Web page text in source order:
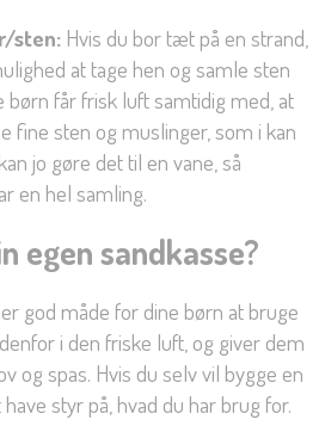
sten: Hvis du bor tæt på en strand,
at tage hen og samle sten
børn får frisk luft samtidig med, at
fine sten og muslinger, som i kan
jo gøre det til en vane, så
en hel samling.
egen sandkasse?
god måde for dine børn at bruge
i den friske luft, og giver dem
og spas. Hvis du selv vil bygge en
styr på, hvad du har brug for.